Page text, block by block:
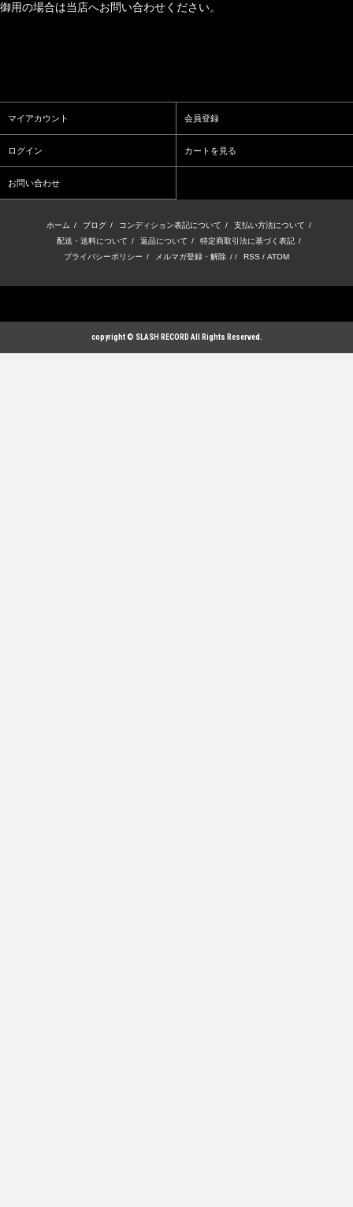
御用の場合は当店へお問い合わせください。
マイアカウント 会員登録
ログイン カートを見る
お問い合わせ
ホーム / ブログ / コンディション表記について / 支払い方法について /
配送・送料について / 返品について / 特定商取引法に基づく表記 /
プライバシーポリシー / メルマガ登録・解除 / / RSS / ATOM
copyright © SLASH RECORD All Rights Reserved.